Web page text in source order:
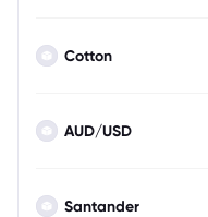
Cotton
AUD/USD
Santander